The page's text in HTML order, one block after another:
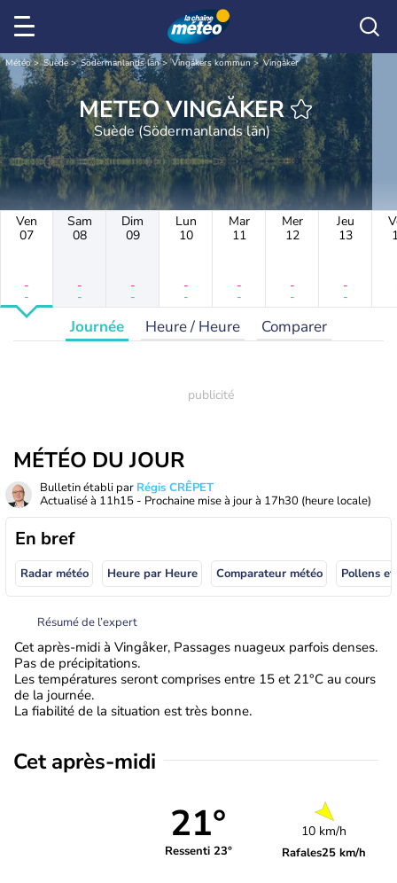
Météo Suède Södermanlands län Vingåkers kommun Vingåker
METEO VINGÅKER
Suède (Södermanlands län)
Ven
07
-
-
Sam
08
-
-
Dim
09
-
-
Lun
10
-
-
Mar
11
-
-
Mer
12
-
-
Jeu
13
-
-
Journée Heure / Heure Comparer
MÉTÉO DU JOUR
Bulletin établi par Régis CRÊPET
Actualisé à 11h15 - Prochaine mise à jour à 17h30 (heure locale)
En bref
Radar météo Heure par Heure Comparateur météo Pollens
Résumé de l’expert
Cet après-midi à Vingåker, Passages nuageux parfois denses.
Pas de précipitations.
Les températures seront comprises entre 15 et 21°C au cours
de la journée.
La fiabilité de la situation est très bonne.
Cet après-midi
21°
Ressenti 23°
10 km/h
Rafales25 km/h